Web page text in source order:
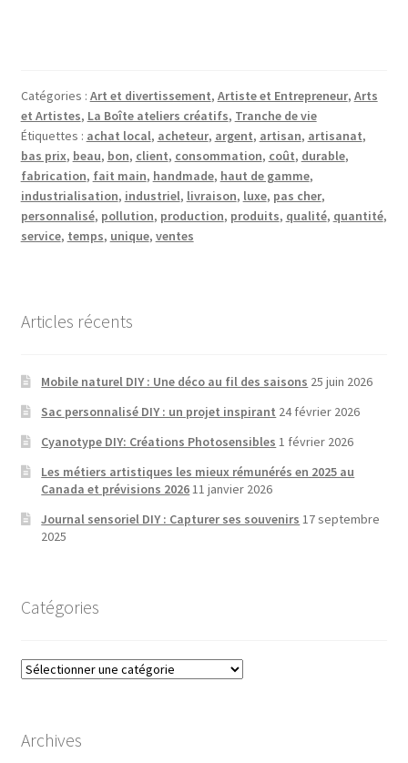
Catégories : Art et divertissement, Artiste et Entrepreneur, Arts
et Artistes, La Boîte ateliers créatifs, Tranche de vie
Étiquettes : achat local, acheteur, argent, artisan, artisanat,
bas prix, beau, bon, client, consommation, coût, durable,
fabrication, fait main, handmade, haut de gamme,
industrialisation, industriel, livraison, luxe, pas cher,
personnalisé, pollution, production, produits, qualité, quantité,
service, temps, unique, ventes
Articles récents
Mobile naturel DIY : Une déco au fil des saisons 25 juin 2026
Sac personnalisé DIY : un projet inspirant 24 février 2026
Cyanotype DIY: Créations Photosensibles 1 février 2026
Les métiers artistiques les mieux rémunérés en 2025 au
Canada et prévisions 202611 janvier 2026
Journal sensoriel DIY : Capturer ses souvenirs 17 septembre
2025
Catégories
Catégories
Archives